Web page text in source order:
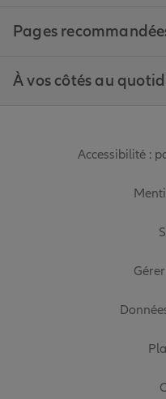
Pages
À vos côtés au
Accessibilité :